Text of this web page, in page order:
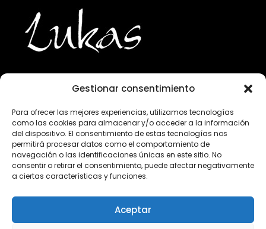
Gestionar consentimiento
Para ofrecer las mejores experiencias, utilizamos tecnologías
como las cookies para almacenar y/o acceder a la información
del dispositivo. El consentimiento de estas tecnologías nos
permitirá procesar datos como el comportamiento de
navegación o las identificaciones únicas en este sitio. No
consentir o retirar el consentimiento, puede afectar negativamente
a ciertas características y funciones.
Aceptar
943 224 800
info@lukasgourmet.com
Club del vino
Trabaja con nosotros
Preguntas frecuentes
Condiciones de compra